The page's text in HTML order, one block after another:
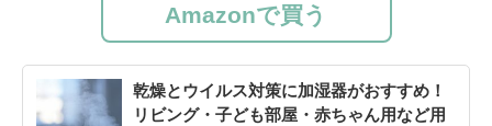
Amazonで買う
乾燥とウイルス対策に加湿器がおすすめ！
リビング・子ども部屋・赤ちゃん用など用